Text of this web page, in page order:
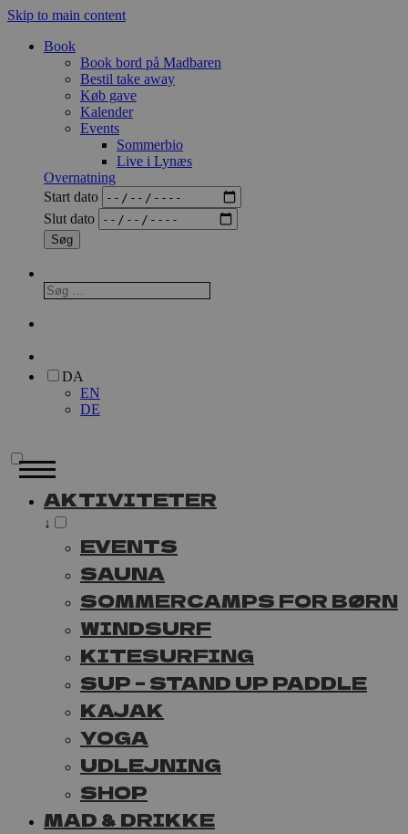
Skip to main content
Book
Book bord på Madbaren
Bestil take away
Køb gave
Kalender
Events
Sommerbio
Live i Lynæs
Overnatning
Start dato
Slut dato
DA
EN
DE
AKTIVITETER
↓
EVENTS
SAUNA
SOMMERCAMPS FOR BØRN
WINDSURF
KITESURFING
SUP – STAND UP PADDLE
KAJAK
YOGA
UDLEJNING
SHOP
MAD & DRIKKE